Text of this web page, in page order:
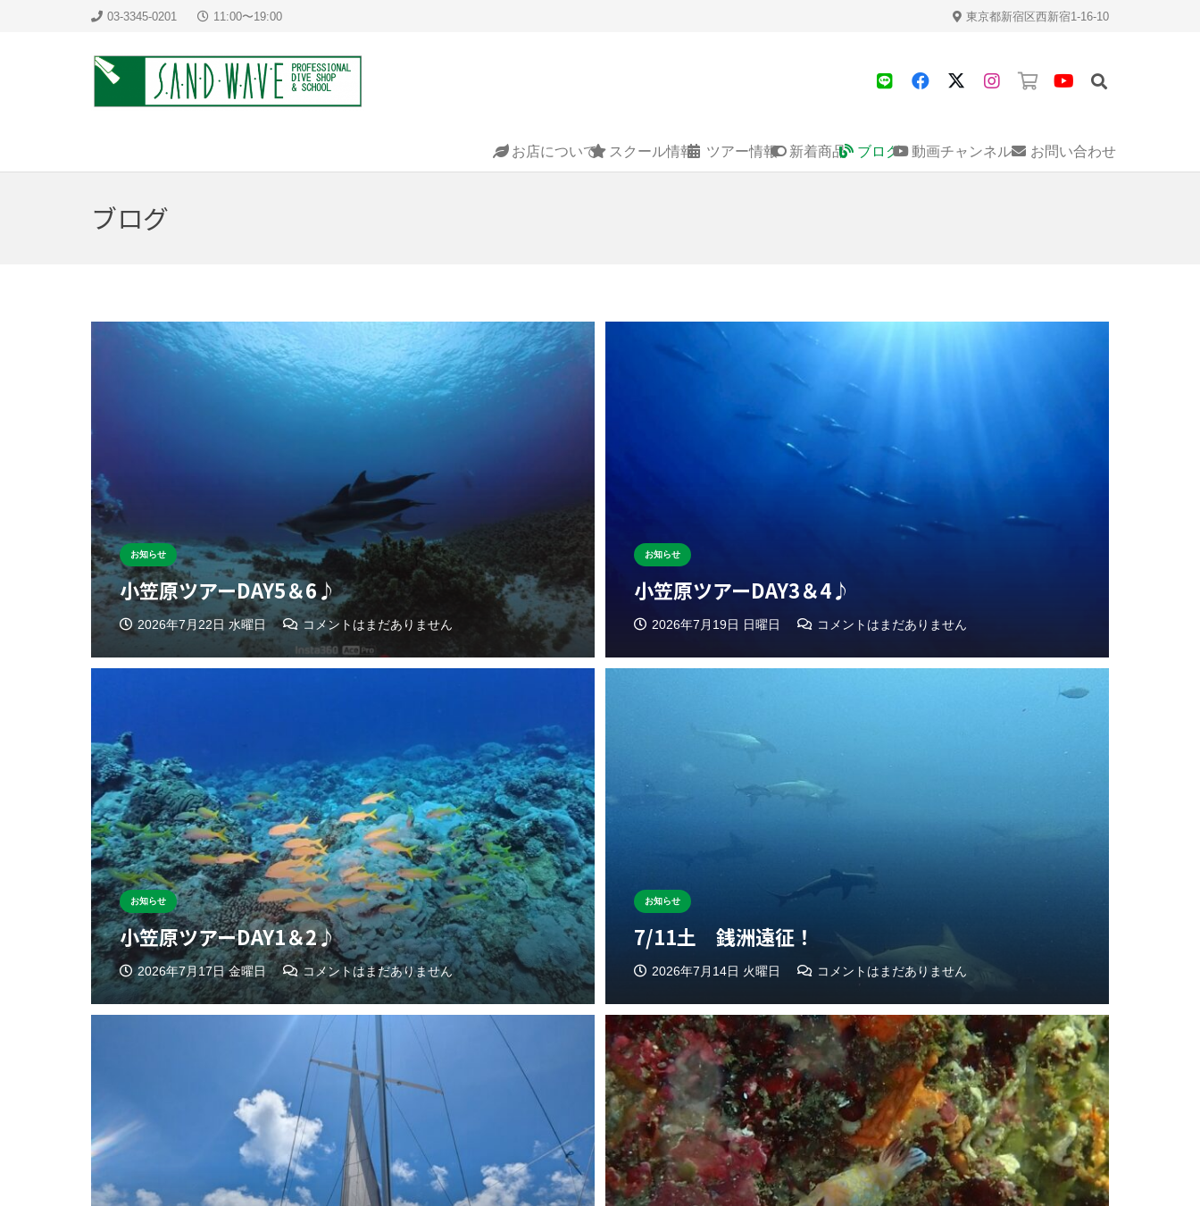
03-3345-0201 11:00〜19:00 東京都新宿区西新宿1-16-10
お店について スクール情報 ツアー情報 新着商品 ブログ 動画チャンネル お問い合わせ
ブログ
お知らせ
小笠原ツアーDAY5＆6♪
2026年7月22日 水曜日 コメントはまだありません
お知らせ
小笠原ツアーDAY3＆4♪
2026年7月19日 日曜日 コメントはまだありません
お知らせ
小笠原ツアーDAY1＆2♪
2026年7月17日 金曜日 コメントはまだありません
お知らせ
7/11土 銭洲遠征！
2026年7月14日 火曜日 コメントはまだありません